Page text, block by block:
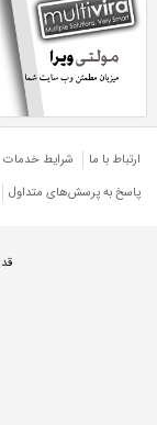
۲۰*۲۰
ارتباط با ما شرایط خدمات
پاسخ به پرسش‌های متداول